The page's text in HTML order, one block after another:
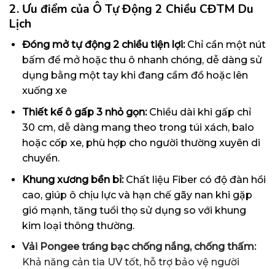
2. Ưu điểm của Ô Tự Động 2 Chiều CĐTM Du
Lịch
Đóng mở tự động 2 chiều tiện lợi: Chỉ cần một nút
bấm để mở hoặc thu ô nhanh chóng, dễ dàng sử
dụng bằng một tay khi đang cầm đồ hoặc lên
xuống xe
Thiết kế ô gấp 3 nhỏ gọn: Chiều dài khi gấp chỉ
30 cm, dễ dàng mang theo trong túi xách, balo
hoặc cốp xe, phù hợp cho người thường xuyên di
chuyển.
Khung xương bền bỉ:Chất liệu Fiber có độ đàn hồi
cao, giúp ô chịu lực và hạn chế gãy nan khi gặp
gió mạnh, tăng tuổi thọ sử dụng so với khung
kim loại thông thường.
Vải Pongee tráng bạc chống nắng, chống thấm:
Khả năng cản tia UV tốt, hỗ trợ bảo vệ người